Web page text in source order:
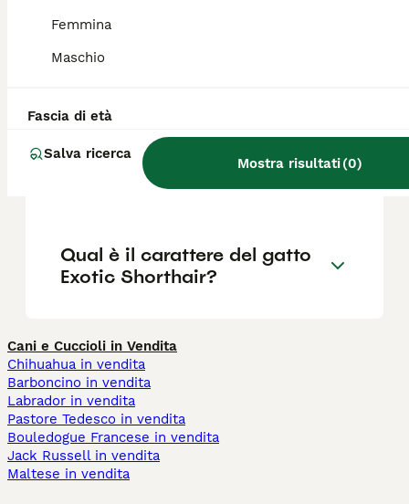
Femmina
Maschio
Fascia di età
Salva ricerca
Mostra risultati(0)
Quanto vivono i gatti Exotic
Shorthair?
Qual è la differenza tra un
Persiano e un Exotic
Shorthair?
Qual è il carattere del gatto
Exotic Shorthair?
Cani e Cuccioli in Vendita
Chihuahua in vendita
Barboncino in vendita
Labrador in vendita
Pastore Tedesco in vendita
Bouledogue Francese in vendita
Jack Russell in vendita
Maltese in vendita